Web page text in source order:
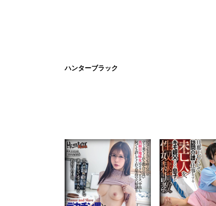
ハンターブラック